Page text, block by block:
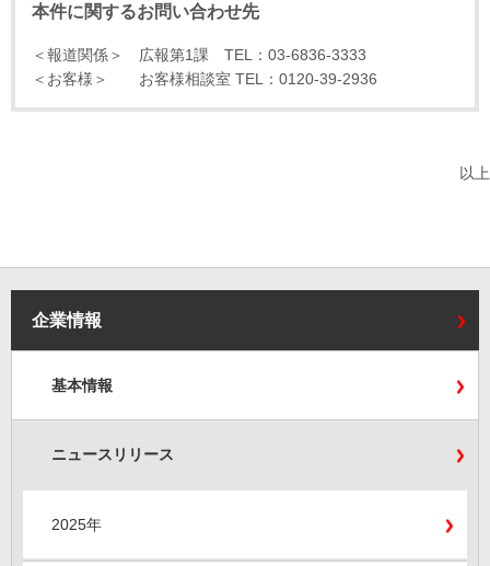
本件に関するお問い合わせ先
＜報道関係＞ 広報第1課 TEL：03-6836-3333
＜お客様＞ お客様相談室 TEL：0120-39-2936
以上
企業情報
基本情報
ニュースリリース
2025年